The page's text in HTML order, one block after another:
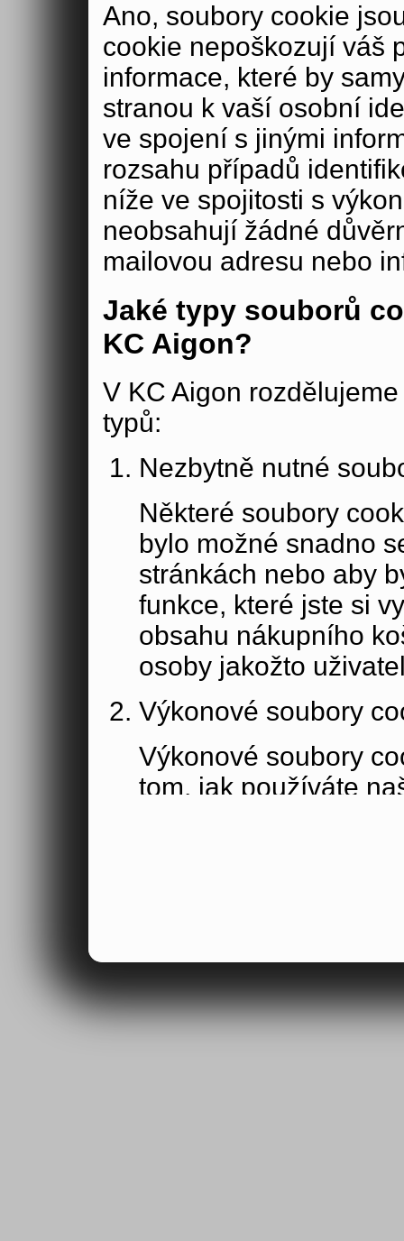
Ano, soubory cookie
cookie nepoškozují váš
informace, které by
stranou k vaší osobní
ve spojení s jinými
rozsahu případů
níže ve spojitosti s
neobsahují žádné
mailovou adresu nebo
Jaké typy souborů
KC Aigon?
V KC Aigon
typů:
Nezbytně nutné
Některé soubory
bylo možné snadno
stránkách nebo aby
funkce, které jste si
obsahu nákupního
osoby jakožto
Výkonové soubory
Výkonové soubory
tom, jak používáte
informace mohou
údaji poskytnutými
stránkou nebo s